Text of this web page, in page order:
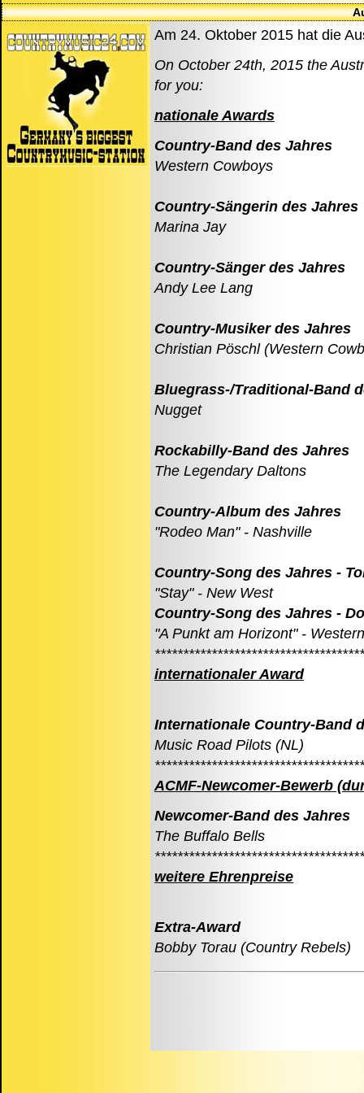
Am 24. Oktober 2015 hat die
On October 24th, 2015 the
for you:
nationale Awards
Country-Band des Jahres
Western Cowboys
Country-Sängerin des Jahres
Marina Jay
Country-Sänger des Jahres
Andy Lee Lang
Country-Musiker des Jahres
Christian Pöschl (Western
Bluegrass-/Traditional-Band
Nugget
Rockabilly-Band des Jahres
The Legendary Daltons
Country-Album des Jahres
"Rodeo Man" - Nashville
Country-Song des Jahres -
"Stay" - New West
Country-Song des Jahres -
"A Punkt am Horizont" -
internationaler Award
Internationale Country-Band
Music Road Pilots (NL)
ACMF-Newcomer-Bewerb
Newcomer-Band des Jahres
The Buffalo Bells
weitere Ehrenpreise
Extra-Award
Bobby Torau (Country Rebels)